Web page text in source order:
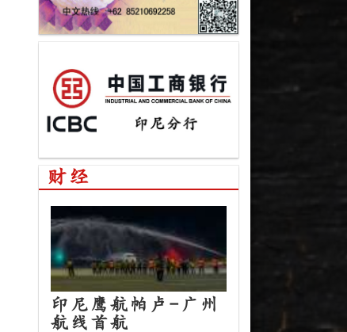
财经
印尼鹰航帕卢-广州
航线首航